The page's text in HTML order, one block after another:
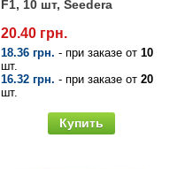
F1, 10 шт, Seedera
20.40 грн.
18.36 грн. - при заказе от 10
шт.
16.32 грн. - при заказе от 20
шт.
Купить